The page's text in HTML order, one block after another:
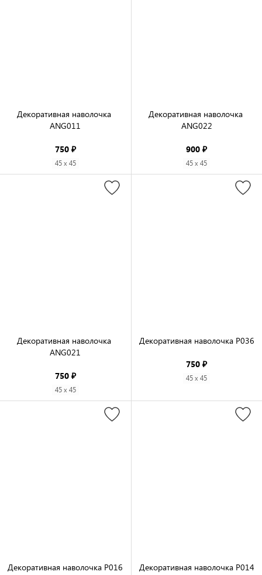
Декоративная наволочка
ANG011
750 ₽
45 x 45
Декоративная наволочка
ANG022
900 ₽
45 x 45
Декоративная наволочка
ANG021
750 ₽
45 x 45
Декоративная наволочка P036
750 ₽
45 x 45
Декоративная наволочка P016 Декоративная наволочка P014